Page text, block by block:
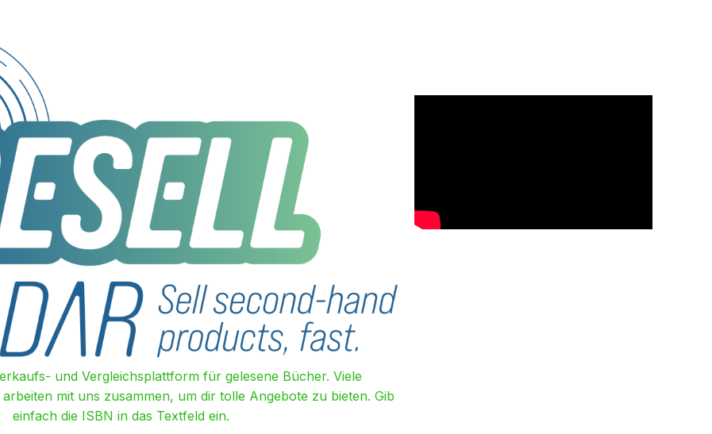
und Vergleichsplattform für gelesene Bücher. Viele
mit uns zusammen, um dir tolle Angebote zu bieten. Gib
einfach die ISBN in das Textfeld ein.